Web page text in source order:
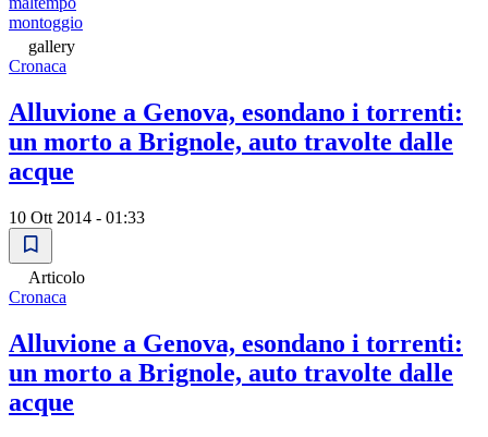
montoggio
gallery
Cronaca
Alluvione a Genova, esondano i torrenti:
un morto a Brignole, auto travolte dalle
acque
10 Ott 2014 - 01:33
Articolo
Cronaca
Alluvione a Genova, esondano i torrenti:
un morto a Brignole, auto travolte dalle
acque